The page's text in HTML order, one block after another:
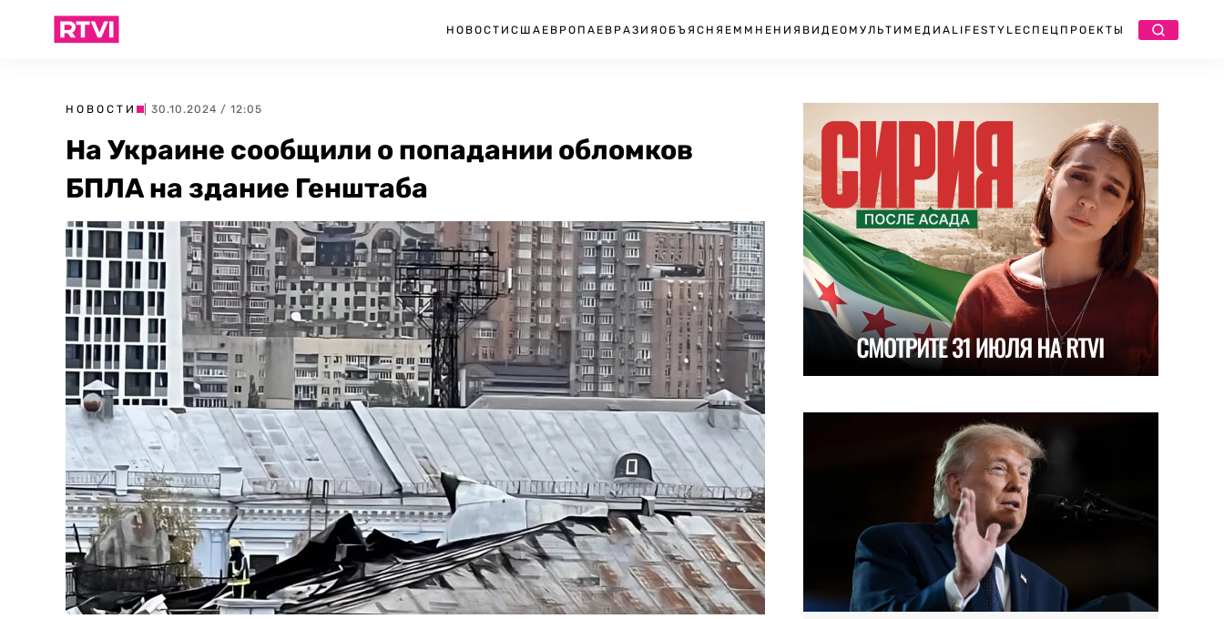
НОВОСТИ США ЕВРОПА ЕВРАЗИЯ ОБЪЯСНЯЕМ МНЕНИЯ ВИДЕО МУЛЬТИМЕДИА LIFESTYLEСПЕЦПРОЕКТЫ
НОВОСТИ | 30.10.2024 / 12:05
На Украине сообщили о попадании обломков
БПЛА на здание Генштаба